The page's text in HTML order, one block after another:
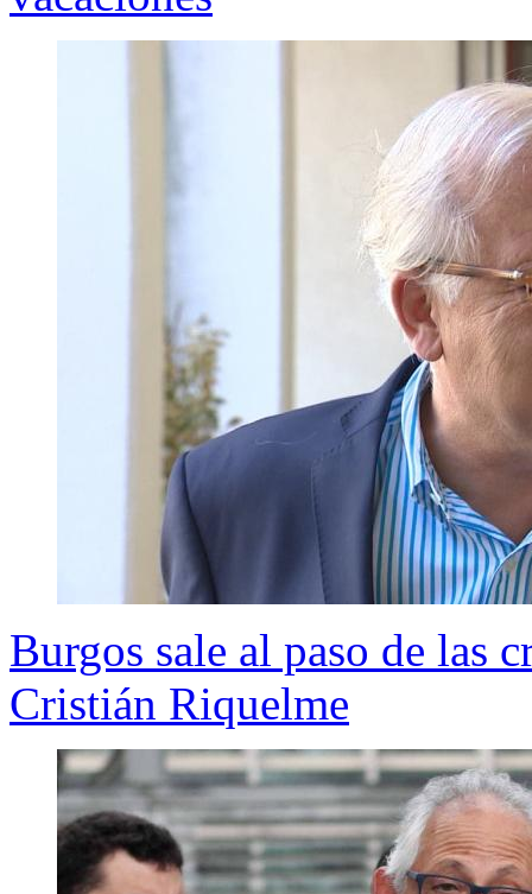
Burgos sale al paso de las
Cristián Riquelme